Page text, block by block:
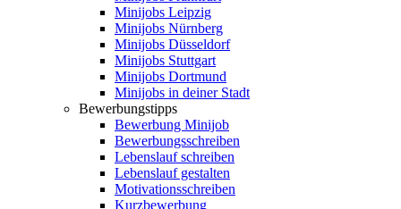
Minijobs Leipzig
Minijobs Nürnberg
Minijobs Düsseldorf
Minijobs Stuttgart
Minijobs Dortmund
Minijobs in deiner Stadt
Bewerbungstipps
Bewerbung Minijob
Bewerbungsschreiben
Lebenslauf schreiben
Lebenslauf gestalten
Motivationsschreiben
Kurzbewerbung